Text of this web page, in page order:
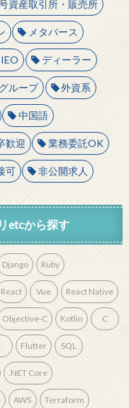
資産取引所・販売所
メタバース
IEO ディーラー
ループ 外資系
中国語
歓迎 業務委託OK
可 非公開求人
etcから探す
Django Ruby
React Vue React Native
Objective-C Kotlin C
Flutter SQL
.NET Core
AWS Terraform